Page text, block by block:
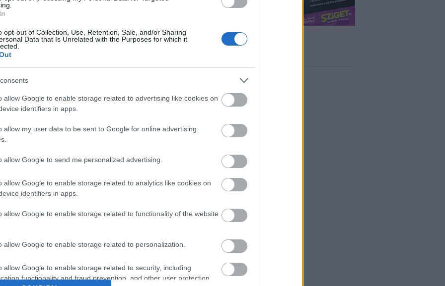
opt-out of Collection, Use, Retention, Sale, and/or Sharing
Data that Is Unrelated with the Purposes for which it
allow Google to enable storage related to advertising like cookies on
identifiers in apps.
allow my user data to be sent to Google for online advertising
allow Google to send me personalized advertising.
allow Google to enable storage related to analytics like cookies on
identifiers in apps.
allow Google to enable storage related to functionality of the website
allow Google to enable storage related to personalization.
allow Google to enable storage related to security, including
functionality and fraud prevention, and other user protection.
MEG A TÉMÁT, MINT HA
(FOTÓRECORDER 16.)
az övé lehet az egyik legnagyobb koncertfotó-gyűjtemény az
többnyire lakóhelyén, Tatabányán, ahol a nyolcvanas években
nevű hazai rockzenekar és…
hobo varga miklós pataky attila
deák bill gyula
istván
ÉVEK KÉT